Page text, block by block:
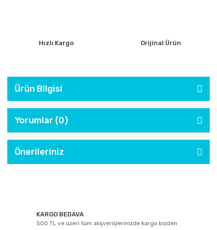
Hızlı Kargo Orijinal Ürün
Ürün Bilgisi
Yorumlar (0)
Önerileriniz
KARGO BEDAVA
500 TL ve üzeri tüm alışverişlerinizde kargo bizden